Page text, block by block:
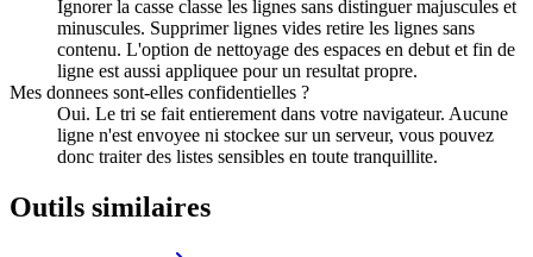
Ignorer la casse classe les lignes sans distinguer majuscules et
minuscules. Supprimer lignes vides retire les lignes sans
contenu. L'option de nettoyage des espaces en debut et fin de
ligne est aussi appliquee pour un resultat propre.
Mes donnees sont-elles confidentielles ?
Oui. Le tri se fait entierement dans votre navigateur. Aucune
ligne n'est envoyee ni stockee sur un serveur, vous pouvez
donc traiter des listes sensibles en toute tranquillite.
Outils similaires